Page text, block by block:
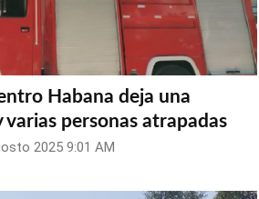
Habana deja una
personas atrapadas
2025 9:01 AM